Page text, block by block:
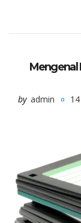
Mengenal
by admin